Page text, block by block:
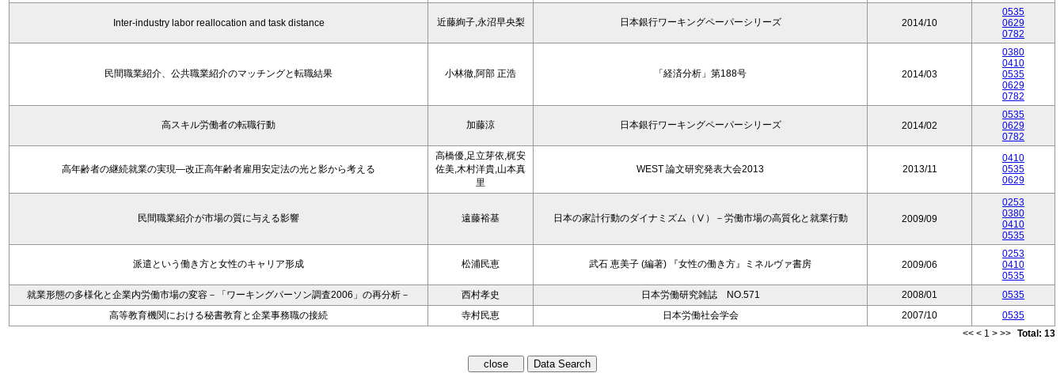
Inter-industry labor reallocation and task distance 近藤絢子,永沼早央梨 日本銀行ワーキングペーパーシリーズ 2014/10
0535
0629
0782
民間職業紹介、公共職業紹介のマッチングと転職結果 小林徹,阿部 正浩 「経済分析」第188号 2014/03
0380
0410
0535
0629
0782
高スキル労働者の転職行動 加藤涼 日本銀行ワーキングペーパーシリーズ 2014/02
0535
0629
0782
高年齢者の継続就業の実現―改正高年齢者雇用安定法の光と影から考える
高橋優,足立芽依,梶安
佐美,木村洋貴,山本真
里
WEST 論文研究発表大会2013 2013/11
0410
0535
0629
民間職業紹介が市場の質に与える影響 遠藤裕基 日本の家計行動のダイナミズム（Ⅴ）－労働市場の高質化と就業行動 2009/09
0253
0380
0410
0535
派遣という働き方と女性のキャリア形成 松浦民恵 武石 恵美子 (編著) 『女性の働き方』ミネルヴァ書房 2009/06
0253
0410
0535
就業形態の多様化と企業内労働市場の変容－「ワーキングパーソン調査2006」の再分析－
西村孝史 日本労働研究雑誌 NO.571 2008/01
0535
高等教育機関における秘書教育と企業事務職の接続
寺村民恵 日本労働社会学会 2007/10
0535
<< < 1 > >> Total: 13